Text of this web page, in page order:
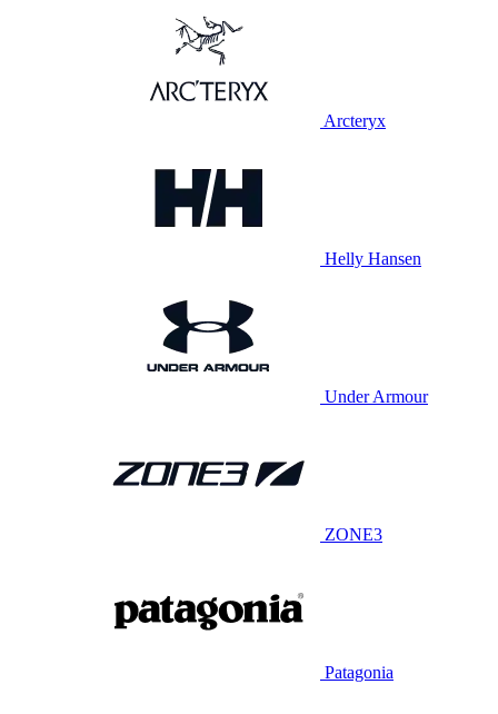
Arcteryx
Helly Hansen
Under Armour
ZONE3
Patagonia